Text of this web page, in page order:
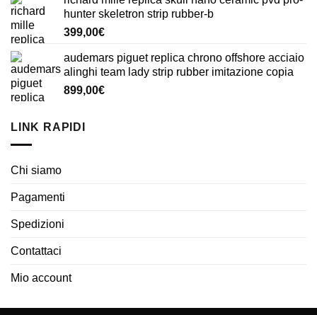
hunter skeletron strip rubber-b
399,00€
audemars piguet replica chrono offshore acciaio
alinghi team lady strip rubber imitazione copia
899,00€
LINK RAPIDI
Chi siamo
Pagamenti
Spedizioni
Contattaci
Mio account